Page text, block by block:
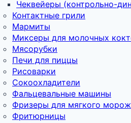
Чеквейеры (контрольно-
Контактные грили
Мармиты
Миксеры для молочных
Мясорубки
Печи для пиццы
Рисоварки
Сокоохладители
Фальцевальные машины
Фризеры для мягкого
Фритюрницы